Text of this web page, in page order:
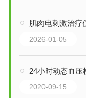
肌肉电刺激治疗
2026-01-05
24小时动态血
2020-09-15